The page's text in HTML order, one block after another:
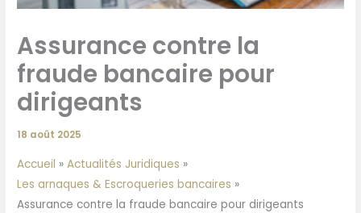
Assurance contre la
fraude bancaire pour
dirigeants
18 août 2025
Accueil
Actualités Juridiques
Les arnaques & Escroqueries bancaires
Assurance contre la fraude bancaire pour dirigeants